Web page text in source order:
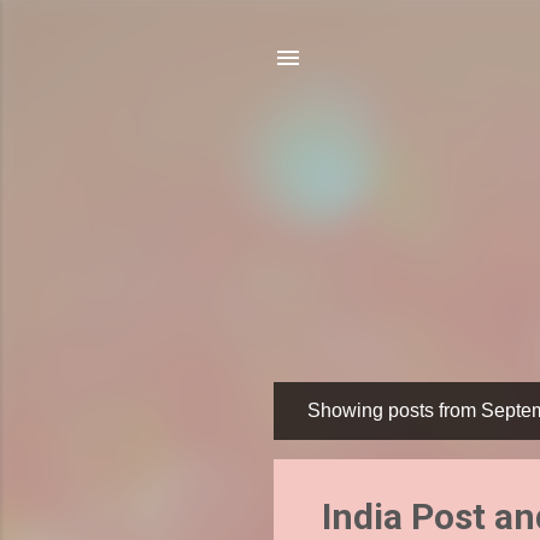
o
Showing posts from
India Post